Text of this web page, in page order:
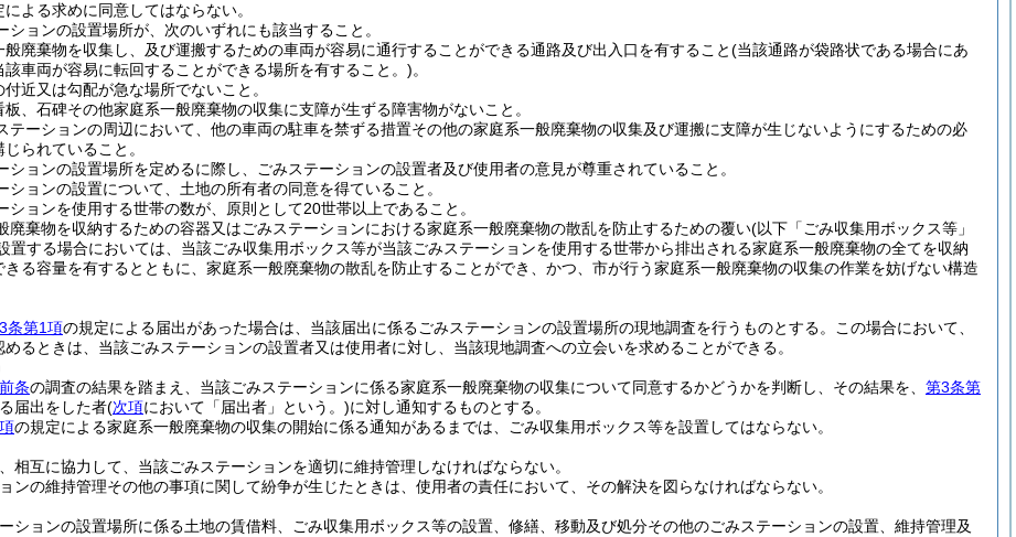
による求めに同意してはならない。
ションの設置場所が、次のいずれにも該当すること。
般廃棄物を収集し、及び運搬するための車両が容易に通行することができる通路及び出入口を有すること(当該通路が袋路状である場合にあ
該車両が容易に転回することができる場所を有すること。)。
近又は勾配が急な場所でないこと。
板、石碑その他家庭系一般廃棄物の収集に支障が生ずる障害物がないこと。
テーションの周辺において、他の車両の駐車を禁ずる措置その他の家庭系一般廃棄物の収集及び運搬に支障が生じないようにするための必
られていること。
ションの設置場所を定めるに際し、ごみステーションの設置者及び使用者の意見が尊重されていること。
ションの設置について、土地の所有者の同意を得ていること。
ションを使用する世帯の数が、原則として20世帯以上であること。
廃棄物を収納するための容器又はごみステーションにおける家庭系一般廃棄物の散乱を防止するための覆い(以下「ごみ収集用ボックス等」
置する場合においては、当該ごみ収集用ボックス等が当該ごみステーションを使用する世帯から排出される家庭系一般廃棄物の全てを収納
きる容量を有するとともに、家庭系一般廃棄物の散乱を防止することができ、かつ、市が行う家庭系一般廃棄物の収集の作業を妨げない構造
条第1項の規定による届出があった場合は、当該届出に係るごみステーションの設置場所の現地調査を行うものとする。
この場合において、
めるときは、当該ごみステーションの設置者又は使用者に対し、当該現地調査への立会いを求めることができる。
前条の調査の結果を踏まえ、当該ごみステーションに係る家庭系一般廃棄物の収集について同意するかどうかを判断し、その結果を、 第3条第
届出をした者(次項において「届出者」という。)に対し通知するものとする。
の規定による家庭系一般廃棄物の収集の開始に係る通知があるまでは、ごみ収集用ボックス等を設置してはならない。
相互に協力して、当該ごみステーションを適切に維持管理しなければならない。
ンの維持管理その他の事項に関して紛争が生じたときは、使用者の責任において、その解決を図らなければならない。
ションの設置場所に係る土地の賃借料、ごみ収集用ボックス等の設置、修繕、移動及び処分その他のごみステーションの設置、維持管理及